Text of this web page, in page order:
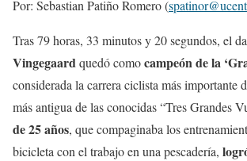
Por: Sebastian Patiño Romero (
Tras 79 horas, 33 minutos y 20 segundos, el
Vingegaardquedó comocampeón de la
considerada la carrera ciclista más importante
más antigua de las conocidas “Tres Grandes
de 25 años, que compaginaba los
bicicleta con el trabajo en una pescadería,